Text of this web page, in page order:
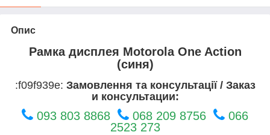
Опис
Рамка дисплея Motorola One Action
(синя)
:f09f939e: Замовлення та консультації / Заказ
и консультации:
093 803 8868 068 209 8756
066
2523 273